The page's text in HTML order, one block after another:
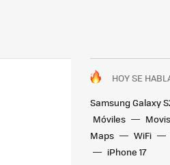
HOY SE
Samsung Galaxy
Móviles
Maps
WiFi
iPhone 17